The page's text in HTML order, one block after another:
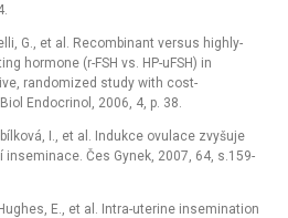
G., et al. Recombinant versus highly-
hormone (r-FSH vs. HP-uFSH) in
randomized study with cost-
Endocrinol, 2006, 4, p. 38.
I., et al. Indukce ovulace zvyšuje
Čes Gynek, 2007, 64, s.159-
E., et al. Intra-uterine insemination